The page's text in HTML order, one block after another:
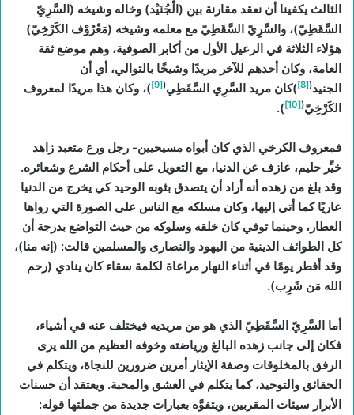
الثالث يكفينا أن نعقد مقارنة بين (الْجُنَيْد) وخاله وشيخه (السَّرِيّ
السَّقَطِيّ)، والسَّرِيّ السَّقَطِيّ مع معلمه وشيخه (مَعْرُوْف الكَرْخِيّ)
هؤلاء الثلاثة في الرعيل الأول من أكابر الصوفية، وهم موضع ثقة
العامة، وكان أحدهم للآخر مريدًا وشيخًا بالتوالي، أي أن
الجنيد(
[8] )كان مريد السَّرِي السَّقَطِي(
[9]
)، وكان هذا مريدًا لمعروف
الكَرْخِيّ(
[10]
).
فمعروف الكرخي الذي كان أبواه مسيحيين- رجل ورع متعبد زاهد
خيِّر حليم، عازف عن الدنيا، مع التعويل على أحكام الشرع وشعائره.
وقد بلغ من زهده أنه أراد أن يتصدق بثوبه الوحيد كي يخرج من الدنيا
عاريًا كما أتى إليها، وكان مسلكه مع الناس على الصورة التي رواها
العطار، وحينما توفي كان خلقه وسلوكه من حيث التواضع بدرجة أن
كل الطوائف الدينية من اليهود والنصارى والمسلمين قالت: (إنه منا)،
وقد أفطر يومًا في أثناء النهار مراعاة لكلمة سقاء كان ينادي (رحم
الله مَن شَرِب).
أما السَّرِيّ السَّقَطِيّ الذي هو من مريديه فيختلف عنه في أشياء،
فكان إلى جانب زهده البالغ ورياضته وخوفه العظيم من الله يرى
الرفق بالمخلوقات وصفة الإيثار أمرين ضرورين للنجاة، ويتكلم في
الحقائق والتوحيد، كما يتكلم في العشق والمحبة. ويعتقد أن حسنات
الأبرار سيئات المقربين، ويتفوَّه بعبارات جديدة من جملتها قوله: